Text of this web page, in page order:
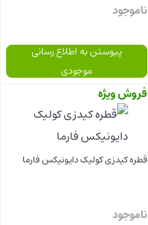
ناموجود
بستن
پیوستن به اطلاع رسانی
موجودی
فروش ویژه
قطره کیدزی کولیک دایونیکس فارما
ناموجود